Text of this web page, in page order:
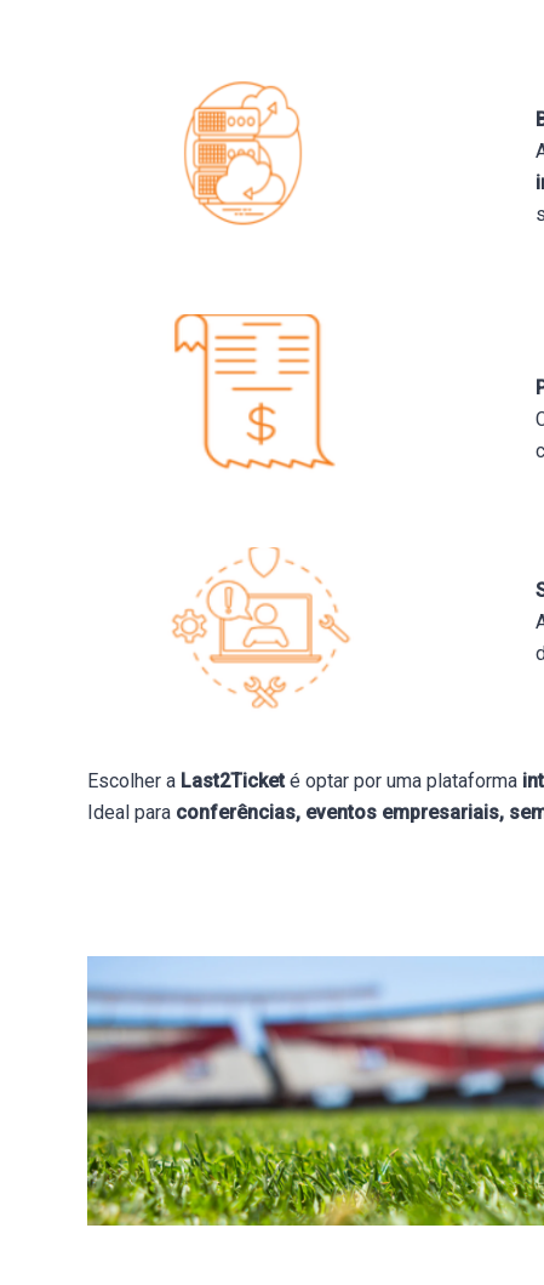
Escolher a Last2Ticketé optar por uma plataforma
Ideal para conferências, eventos empresariais,